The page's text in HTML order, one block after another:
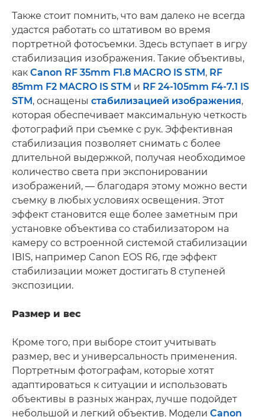
Также стоит помнить, что вам далеко не всегда
удастся работать со штативом во время
портретной фотосъемки. Здесь вступает в игру
стабилизация изображения. Такие объективы,
как Canon RF 35mm F1.8 MACRO IS STM , RF
85mm F2 MACRO IS STM и RF 24-105mm F4-7.1 IS
STM , оснащены стабилизацией изображения,
которая обеспечивает максимальную четкость
фотографий при съемке с рук. Эффективная
стабилизация позволяет снимать с более
длительной выдержкой, получая необходимое
количество света при экспонировании
изображений, — благодаря этому можно вести
съемку в любых условиях освещения. Этот
эффект становится еще более заметным при
установке объектива со стабилизатором на
камеру со встроенной системой стабилизации
IBIS, например Canon EOS R6, где эффект
стабилизации может достигать 8 ступеней
экспозиции.
Размер и вес
Кроме того, при выборе стоит учитывать
размер, вес и универсальность применения.
Портретным фотографам, которые хотят
адаптироваться к ситуации и использовать
объективы в разных жанрах, лучше подойдет
небольшой и легкий объектив. Модели Canon